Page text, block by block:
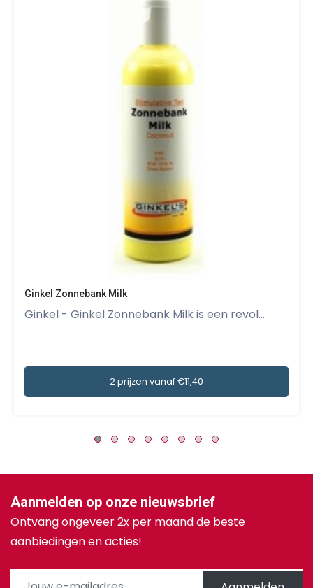
Ginkel Zonnebank Milk
Ginkel - Ginkel Zonnebank Milk is een revol...
2 prijzen vanaf €11,40
Aanmelden op onze nieuwsbrief
Ontvang ongeveer 2x per maand de beste
aanbiedingen en acties!